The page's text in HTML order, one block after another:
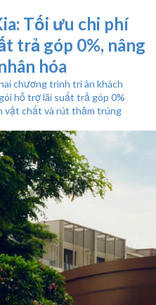
Tối ưu chi phí
trả góp 0%, nâng
hóa
chương trình tri ân khách
hỗ trợ lãi suất trả góp 0%
vật chất và rút thăm trúng